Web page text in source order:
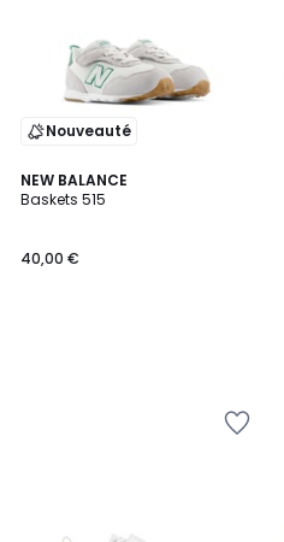
Nouveauté
NEW BALANCE
Baskets 515
40,00 €